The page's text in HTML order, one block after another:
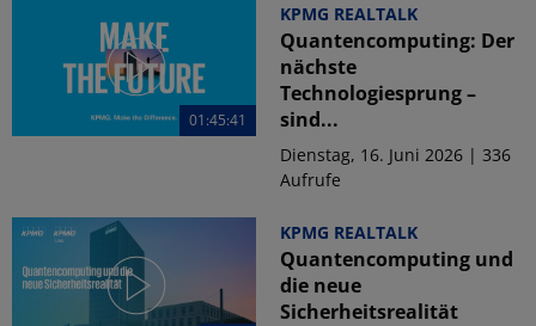
01:45:41
KPMG REALTALK
Quantencomputing: Der
nächste
Technologiesprung –
sind...
Dienstag, 16. Juni 2026 | 336
Aufrufe
KPMG REALTALK
Quantencomputing und
die neue
Sicherheitsrealität